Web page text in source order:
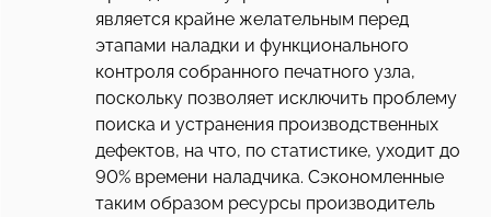
является крайне желательным перед
этапами наладки и функционального
контроля собранного печатного узла,
поскольку позволяет исключить проблему
поиска и устранения производственных
дефектов, на что, по статистике, уходит до
90% времени наладчика. Сэкономленные
таким образом ресурсы производитель